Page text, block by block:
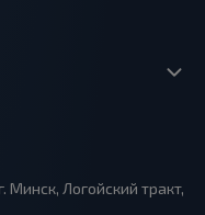
Минск, Логойский тракт,